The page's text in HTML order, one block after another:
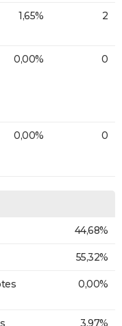
1,65% 2
0,00% 0
0,00% 0
44,68%
55,32%
0,00%
3,97%